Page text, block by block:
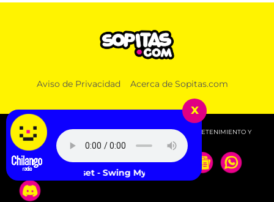
Aviso de Privacidad Acerca de Sopitas.com
© 2026 SOPITAS.COM - MÚSICA, NOTICIAS, DEPORTES, ENTRETENIMIENTO Y
MÁS!.
x
Offset - Swing My Way